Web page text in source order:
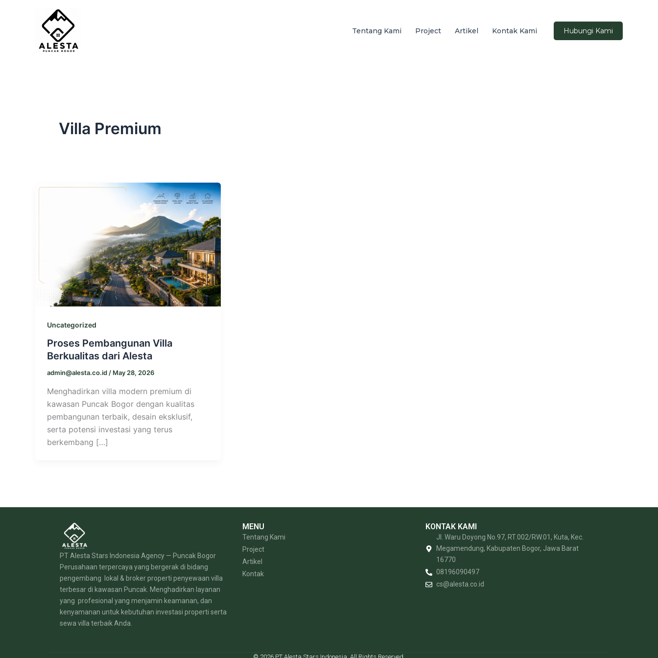
Tentang Kami Project Artikel Kontak Kami Hubungi Kami
Villa Premium
Uncategorized
Proses Pembangunan Villa
Berkualitas dari Alesta
admin@alesta.co.id/ May 28, 2026
Menghadirkan villa modern premium di
kawasan Puncak Bogor dengan kualitas
pembangunan terbaik, desain eksklusif,
serta potensi investasi yang terus
berkembang […]
PT Alesta Stars Indonesia Agency — Puncak Bogor
Perusahaan terpercaya yang bergerak di bidang
pengembang lokal & broker properti penyewaan villa
terbesar di kawasan Puncak. Menghadirkan layanan
yang profesional yang menjamin keamanan, dan
kenyamanan untuk kebutuhan investasi properti serta
sewa villa terbaik Anda.
MENU
Tentang Kami
Project
Artikel
Kontak
KONTAK KAMI
Jl. Waru Doyong No.97, RT.002/RW.01, Kuta, Kec.
Megamendung, Kabupaten Bogor, Jawa Barat
16770
08196090497
cs@alesta.co.id